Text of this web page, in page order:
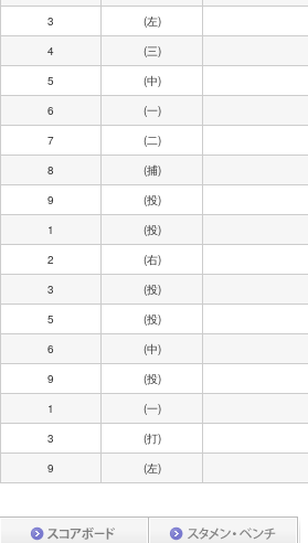
3
(左)
4
(三)
5
(中)
6
(一)
7
(二)
8
(捕)
9
(投)
1
(投)
2
(右)
3
(投)
5
(投)
6
(中)
9
(投)
1
(一)
3
(打)
9
(左)